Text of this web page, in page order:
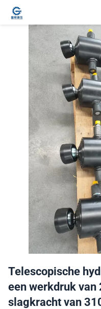
Telescopische
een werkdruk van
slagkracht van